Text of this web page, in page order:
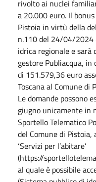
rivolto ai nuclei
a 20.000 euro. Il
Pistoia in virtù della
n.110 del 24/04/2024
idrica regionale e
gestore Publiacqua, in
di 151.579,36 euro
Toscana al Comune di
Le domande possono
giugno unicamente in
Sportello Telematico
del Comune di Pistoia,
‘Servizi per l’abitare’
(https://
al quale è possibile